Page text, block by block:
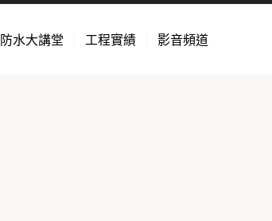
防水大講堂 工程實績 影音頻道